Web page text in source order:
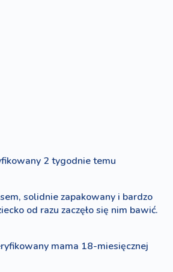
2 tygodnie temu
solidnie zapakowany i bardzo
od razu zaczęło się nim bawić.
mama 18-miesięcznej